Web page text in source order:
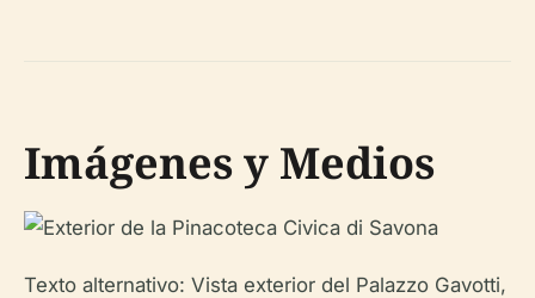
Imágenes y Medios
Texto alternativo: Vista exterior del Palazzo Gavotti,